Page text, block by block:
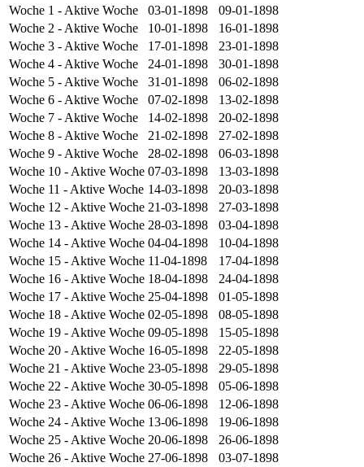
Woche 1 - Aktive Woche 03-01-1898
09-01-1898
Woche 2 - Aktive Woche 10-01-1898
16-01-1898
Woche 3 - Aktive Woche 17-01-1898
23-01-1898
Woche 4 - Aktive Woche 24-01-1898
30-01-1898
Woche 5 - Aktive Woche 31-01-1898
06-02-1898
Woche 6 - Aktive Woche 07-02-1898
13-02-1898
Woche 7 - Aktive Woche 14-02-1898
20-02-1898
Woche 8 - Aktive Woche 21-02-1898
27-02-1898
Woche 9 - Aktive Woche 28-02-1898
06-03-1898
Woche 10 - Aktive Woche 07-03-1898
13-03-1898
Woche 11 - Aktive Woche 14-03-1898
20-03-1898
Woche 12 - Aktive Woche 21-03-1898
27-03-1898
Woche 13 - Aktive Woche 28-03-1898
03-04-1898
Woche 14 - Aktive Woche 04-04-1898
10-04-1898
Woche 15 - Aktive Woche 11-04-1898
17-04-1898
Woche 16 - Aktive Woche 18-04-1898
24-04-1898
Woche 17 - Aktive Woche 25-04-1898
01-05-1898
Woche 18 - Aktive Woche 02-05-1898
08-05-1898
Woche 19 - Aktive Woche 09-05-1898
15-05-1898
Woche 20 - Aktive Woche 16-05-1898
22-05-1898
Woche 21 - Aktive Woche 23-05-1898
29-05-1898
Woche 22 - Aktive Woche 30-05-1898
05-06-1898
Woche 23 - Aktive Woche 06-06-1898
12-06-1898
Woche 24 - Aktive Woche 13-06-1898
19-06-1898
Woche 25 - Aktive Woche 20-06-1898
26-06-1898
Woche 26 - Aktive Woche 27-06-1898
03-07-1898